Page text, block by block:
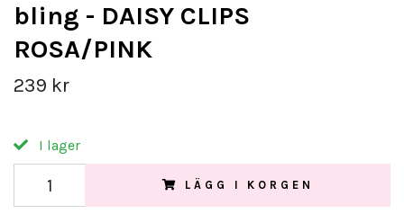
bling - DAISY CLIPS
ROSA/PINK
239 kr
I lager
LÄGG I KORGEN